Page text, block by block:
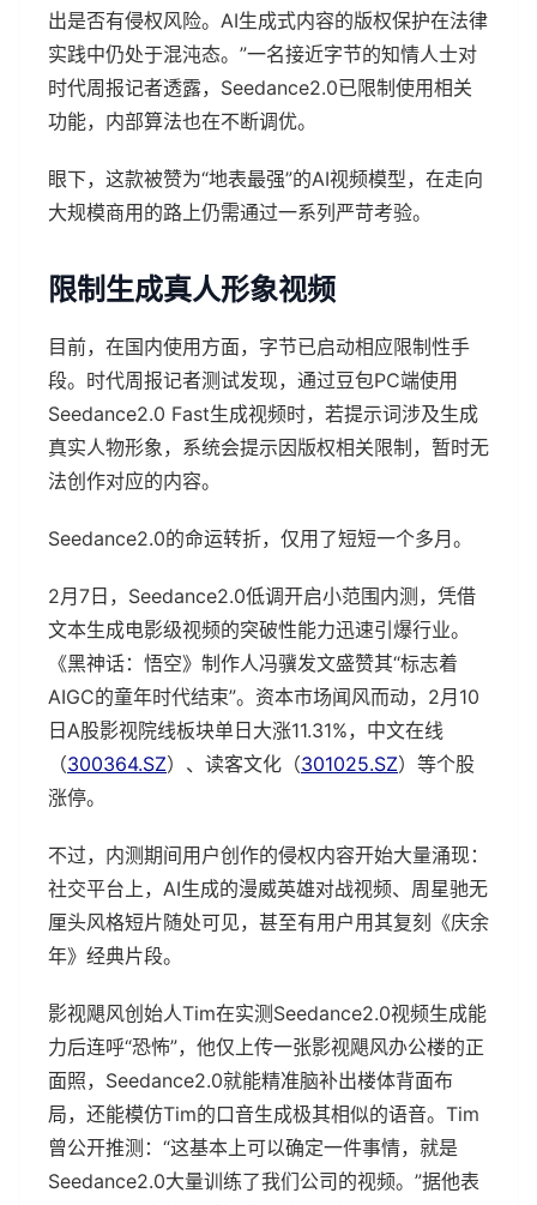
出是否有侵权风险。AI生成式内容的版权保护在法律
实践中仍处于混沌态。”一名接近字节的知情人士对
时代周报记者透露，Seedance2.0已限制使用相关
功能，内部算法也在不断调优。
眼下，这款被赞为“地表最强”的AI视频模型，在走向
大规模商用的路上仍需通过一系列严苛考验。
限制生成真人形象视频
目前，在国内使用方面，字节已启动相应限制性手
段。时代周报记者测试发现，通过豆包PC端使用
Seedance2.0 Fast生成视频时，若提示词涉及生成
真实人物形象，系统会提示因版权相关限制，暂时无
法创作对应的内容。
Seedance2.0的命运转折，仅用了短短一个多月。
2月7日，Seedance2.0低调开启小范围内测，凭借
文本生成电影级视频的突破性能力迅速引爆行业。
《黑神话：悟空》制作人冯骥发文盛赞其“标志着
AIGC的童年时代结束”。资本市场闻风而动，2月10
日A股影视院线板块单日大涨11.31%，中文在线
（300364.SZ）、读客文化（301025.SZ）等个股
涨停。
不过，内测期间用户创作的侵权内容开始大量涌现：
社交平台上，AI生成的漫威英雄对战视频、周星驰无
厘头风格短片随处可见，甚至有用户用其复刻《庆余
年》经典片段。
影视飓风创始人Tim在实测Seedance2.0视频生成能
力后连呼“恐怖”，他仅上传一张影视飓风办公楼的正
面照，Seedance2.0就能精准脑补出楼体背面布
局，还能模仿Tim的口音生成极其相似的语音。Tim
曾公开推测：“这基本上可以确定一件事情，就是
Seedance2.0大量训练了我们公司的视频。”据他表